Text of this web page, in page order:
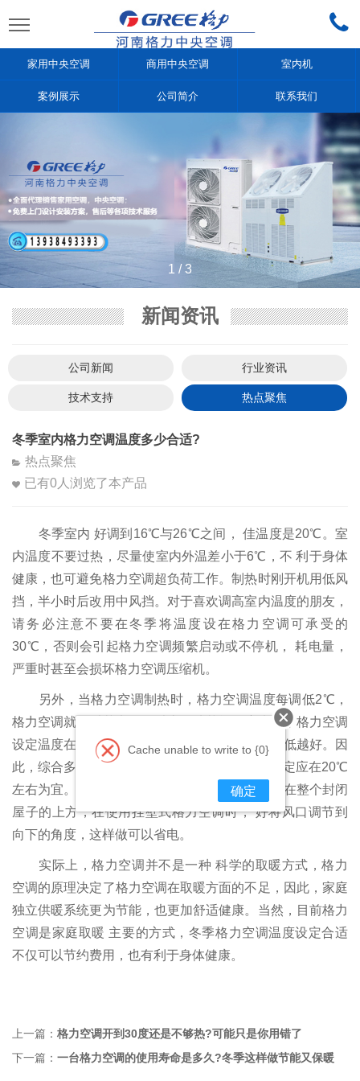
家用中央空调 商用中央空调 室内机
案例展示 公司简介 联系我们
1 /3
新闻资讯
公司新闻 行业资讯
技术支持 热点聚焦
冬季室内格力空调温度多少合适?
热点聚焦
已有0 人浏览了本产品
冬季室内 好调到16℃与26℃之间， 佳温度是20℃。室
内温度不要过热，尽量使室内外温差小于6℃，不 利于身体
健康，也可避免格力空调超负荷工作。制热时刚开机用低风
挡，半小时后改用中风挡。对于喜欢调高室内温度的朋友，
请务必注意不要在冬季将温度设在格力空调可承受的
30℃，否则会引起格力空调频繁启动或不停机， 耗电量，
严重时甚至会损坏格力空调压缩机。
另外，当格力空调制热时，格力空调温度每调低2℃，
格力空调就可以节电10%以上。从节能角度来看，格力空调
设定温度在能保证人体取暖的情况下，当然是越低越好。因
此，综合多方面因素，建议冬季格力空调温度设定应在20℃
左右为宜。另外，由于暖气流比空气轻，容易浮在整个封闭
屋子的上方，在使用挂壁式格力空调时， 好将风口调节到
向下的角度，这样做可以省电。
实际上，格力空调并不是一种 科学的取暖方式，格力
空调的原理决定了格力空调在取暖方面的不足，因此，家庭
独立供暖系统更为节能，也更加舒适健康。当然，目前格力
空调是家庭取暖 主要的方式，冬季格力空调温度设定合适
不仅可以节约费用，也有利于身体健康。
上一篇： 格力空调开到30度还是不够热?可能只是你用错了
下一篇： 一台格力空调的使用寿命是多久?冬季这样做节能又保暖
Cache unable to write to {0}
确定